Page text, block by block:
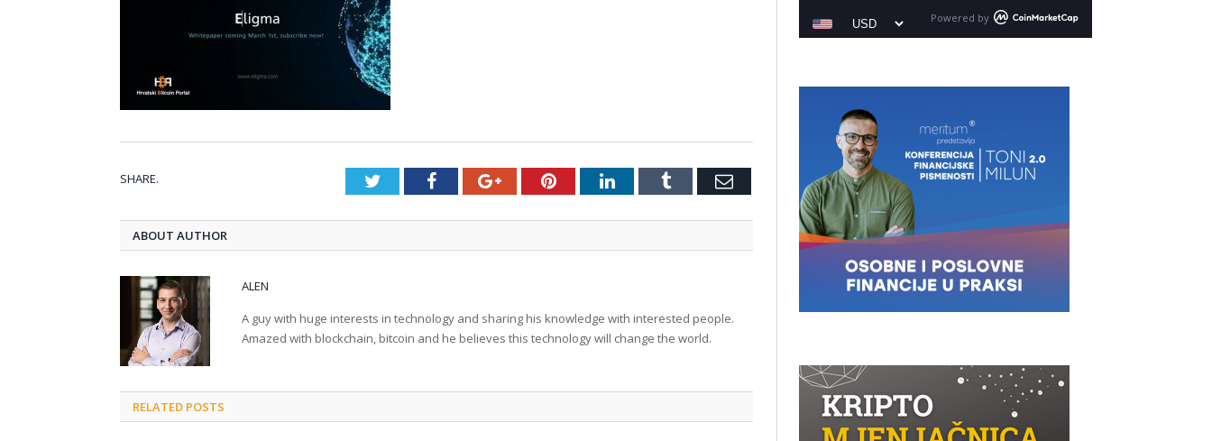
SHARE. TwitterFacebookGoogle+PinterestLinkedInTumblr Email
ABOUT AUTHOR
ALEN
A guy with huge interests in technology and sharing his knowledge with interested people.
Amazed with blockchain, bitcoin and he believes this technology will change the world.
RELATED POSTS
Powered by